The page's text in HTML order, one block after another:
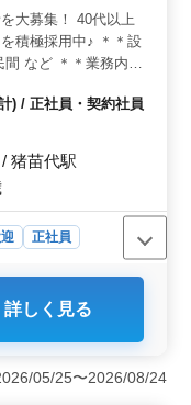
大募集！ 40代以上
積極採用中♪ ＊＊設
など ＊＊業務内容
調設備に付随する電
ち合わせ業務 ・現
施設計業務 ・見積
し業務 資格手当あ
ホームな事務所で
募ください!お待ち
) / 正社員・契約社員
猪苗代駅
正社員
ジションです。
から現場調査、施
同住宅の空調設
実施設計まで、案
詳しく見る
05/25〜2026/08/24